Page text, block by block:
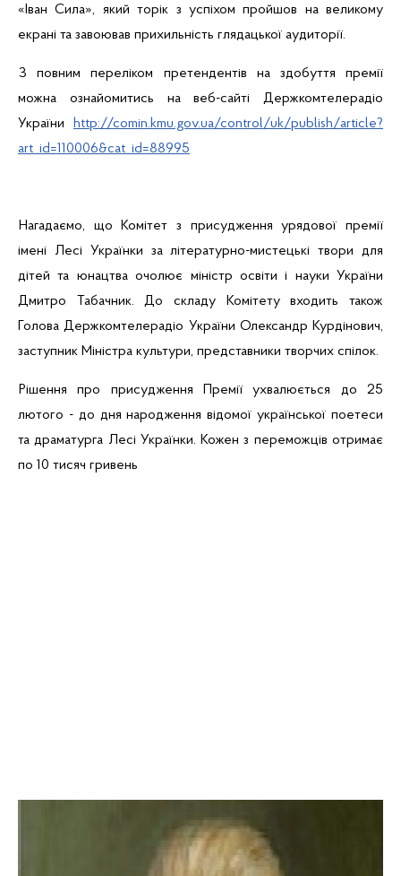
«Іван Сила», який торік з успіхом пройшов на великому
екрані та завоював прихильність глядацької аудиторії.
З повним переліком претендентів на здобуття премії
можна ознайомитись на веб-сайті Держкомтелерадіо
України
http://comin.kmu.gov.ua/control/uk/publish/article?
art_id=110006&cat_id=88995
Нагадаємо, що Комітет
з присудження урядової премії
імені Лесі Українки за літературно-мистецькі твори для
дітей та юнацтва очолює міністр освіти і науки України
Дмитро Табачник. До складу Комітету входить також
Голова Держкомтелерадіо України Олександр Курдінович,
заступник Міністра культури, представники творчих спілок.
Рішення про присудження Премії ухвалюється до 25
лютого - до дня народження відомої української поетеси
та драматурга Лесі Українки. Кожен з переможців отримає
по 10 тисяч гривень